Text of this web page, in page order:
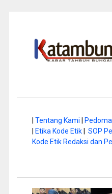
Tentang Kami
Etika Kode Etik| SOP
Kode Etik Redaksi dan